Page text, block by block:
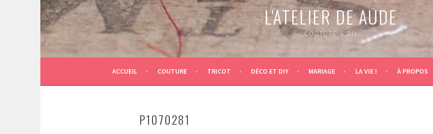
L'ATELIER DE AUDE
COUTURE & DIY
ACCUEIL COUTURE TRICOT DÉCO ET DIY MARIAGE LA VIE ! À PROPOS
P1070281